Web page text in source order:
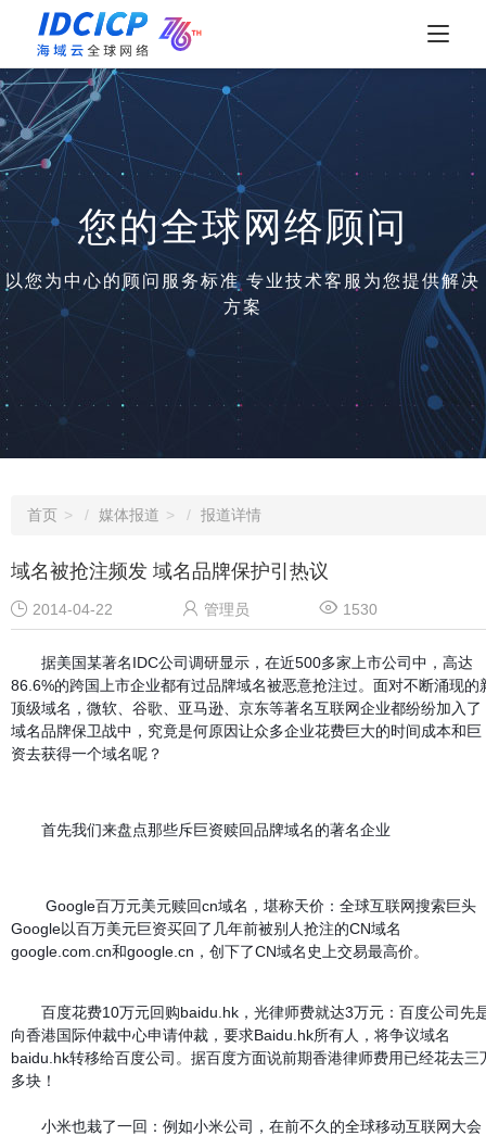
您的全球网络顾问
以您为中心的顾问服务标准 专业技术客服为您提供解决
方案
首页 媒体报道 报道详情
域名被抢注频发 域名品牌保护引热议
 2014-04-22  管理员  1530